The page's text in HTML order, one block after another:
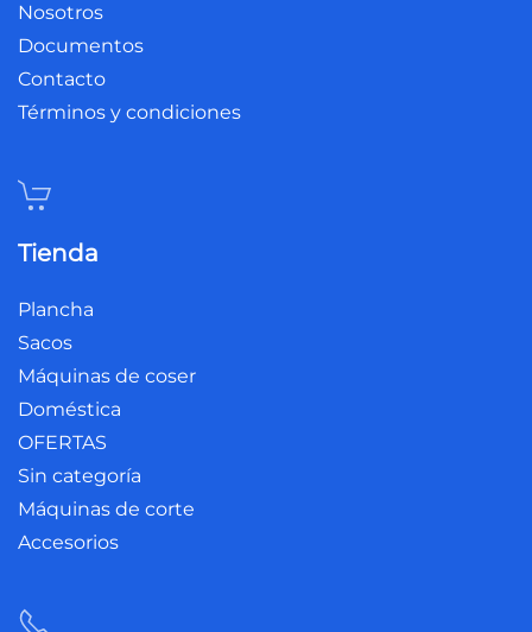
Nosotros
Documentos
Contacto
Términos y condiciones
Tienda
Plancha
Sacos
Máquinas de coser
Doméstica
OFERTAS
Sin categoría
Máquinas de corte
Accesorios